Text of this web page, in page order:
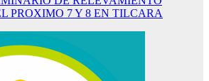
PROXIMO 7 Y 8 EN TILCARA